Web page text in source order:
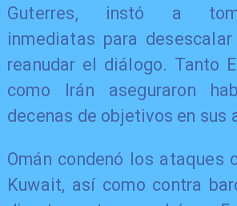
Guterres, instó a
inmediatas para
reanudar el diálogo. Tanto
como Irán aseguraron
decenas de objetivos en sus
Omán condenó los ataques
Kuwait, así como contra